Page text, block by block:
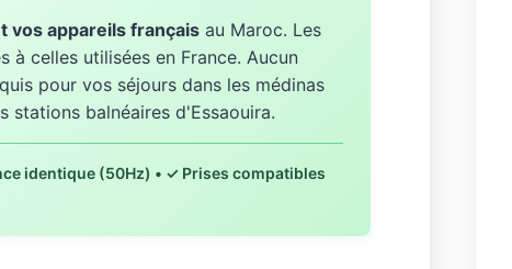
vos appareils français au Maroc. Les
à celles utilisées en France. Aucun
pour vos séjours dans les médinas
stations balnéaires d'Essaouira.
identique (50Hz) • ✓ Prises compatibles